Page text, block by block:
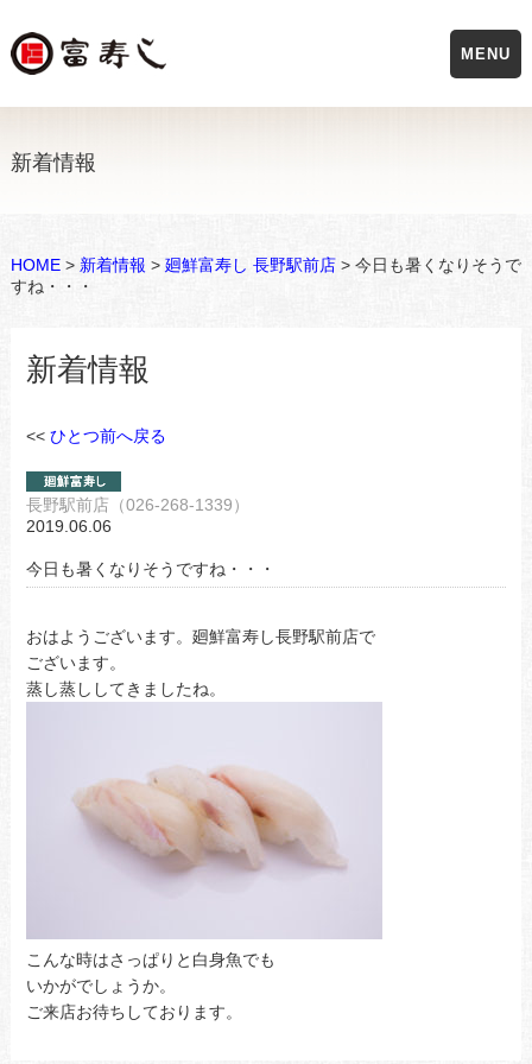
新着情報
HOME> 新着情報 > 廻鮮富寿し 長野駅前店> 今日も暑くなりそうで
すね・・・
新着情報
<< ひとつ前へ戻る
長野駅前店（026-268-1339）
2019.06.06
今日も暑くなりそうですね・・・
おはようございます。廻鮮富寿し長野駅前店で
ございます。
蒸し蒸ししてきましたね。
こんな時はさっぱりと白身魚でも
いかがでしょうか。
ご来店お待ちしております。
MENU